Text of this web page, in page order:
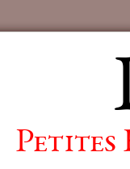
Petites